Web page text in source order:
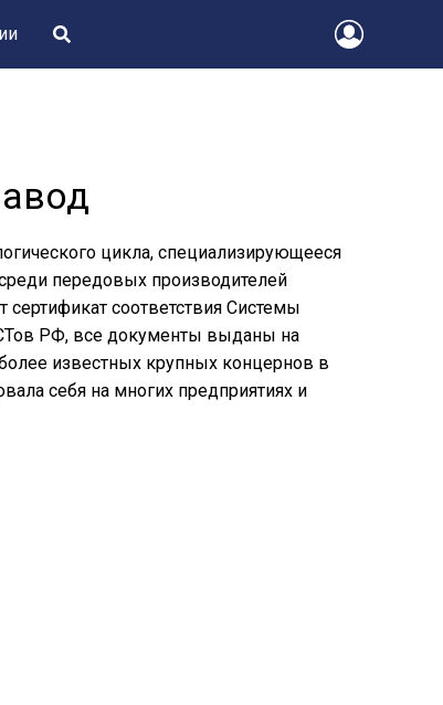
цикла, специализирующееся
передовых производителей
соответствия Системы
РФ, все документы выданы на
известных крупных концернов в
себя на многих предприятиях и